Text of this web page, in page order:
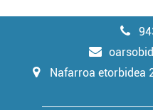
Nafarroa etorbidea